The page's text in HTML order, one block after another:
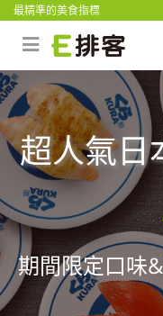
最精準的美食指標
超人氣日
期間限定口味